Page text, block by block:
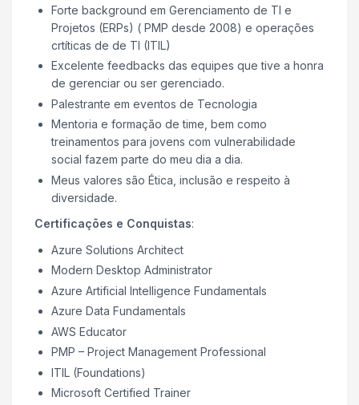
Forte background em Gerenciamento de TI e
Projetos (ERPs) ( PMP desde 2008) e operações
crtíticas de de TI (ITIL)
Excelente feedbacks das equipes que tive a honra
de gerenciar ou ser gerenciado.
Palestrante em eventos de Tecnologia
Mentoria e formação de time, bem como
treinamentos para jovens com vulnerabilidade
social fazem parte do meu dia a dia.
Meus valores são Ética, inclusão e respeito à
diversidade.
Certificações e Conquistas:
Azure Solutions Architect
Modern Desktop Administrator
Azure Artificial Intelligence Fundamentals
Azure Data Fundamentals
AWS Educator
PMP – Project Management Professional
ITIL (Foundations)
Microsoft Certified Trainer